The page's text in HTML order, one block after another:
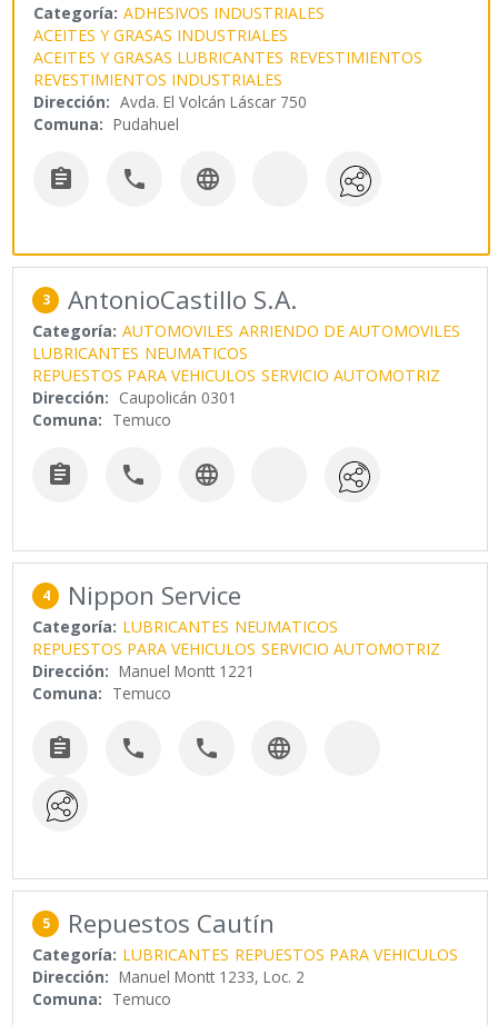
Categoría: ADHESIVOS INDUSTRIALES
ACEITES Y GRASAS INDUSTRIALES
ACEITES Y GRASAS LUBRICANTES REVESTIMIENTOS
REVESTIMIENTOS INDUSTRIALES
Dirección: Avda. El Volcán Láscar 750
Comuna: Pudahuel
  
3 AntonioCastillo S.A.
Categoría: AUTOMOVILES ARRIENDO DE AUTOMOVILES
LUBRICANTES NEUMATICOS
REPUESTOS PARA VEHICULOS SERVICIO AUTOMOTRIZ
Dirección: Caupolicán 0301
Comuna: Temuco
  
4 Nippon Service
Categoría: LUBRICANTES NEUMATICOS
REPUESTOS PARA VEHICULOS SERVICIO AUTOMOTRIZ
Dirección: Manuel Montt 1221
Comuna: Temuco
   
5 Repuestos Cautín
Categoría: LUBRICANTES REPUESTOS PARA VEHICULOS
Dirección: Manuel Montt 1233, Loc. 2
Comuna: Temuco